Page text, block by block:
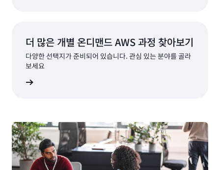
더 많은 개별 온디맨드 AWS 과정 찾아보기
다양한 선택지가 준비되어 있습니다. 관심 있는 분야를 골라
보세요